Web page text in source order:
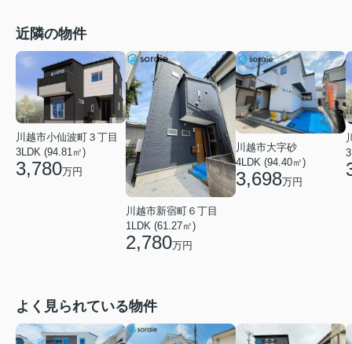
近隣の物件
川越市小仙波町３丁目
3LDK (94.81㎡)
3,780万円
川越市新宿町６丁目
1LDK (61.27㎡)
2,780万円
川越市大字砂
4LDK (94.40㎡)
3,698万円
よく見られている物件